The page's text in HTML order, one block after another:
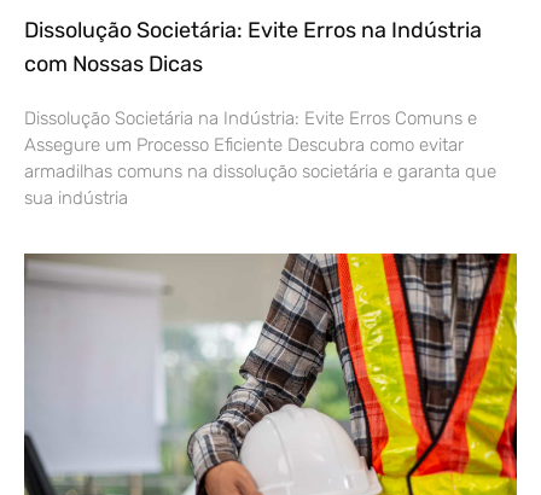
Dissolução Societária: Evite Erros na Indústria
com Nossas Dicas
Dissolução Societária na Indústria: Evite Erros Comuns e
Assegure um Processo Eficiente Descubra como evitar
armadilhas comuns na dissolução societária e garanta que
sua indústria